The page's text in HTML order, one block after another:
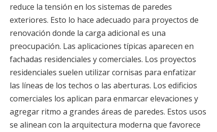
reduce la tensión en los sistemas de paredes
exteriores. Esto lo hace adecuado para proyectos de
renovación donde la carga adicional es una
preocupación. Las aplicaciones típicas aparecen en
fachadas residenciales y comerciales. Los proyectos
residenciales suelen utilizar cornisas para enfatizar
las líneas de los techos o las aberturas. Los edificios
comerciales los aplican para enmarcar elevaciones y
agregar ritmo a grandes áreas de paredes. Estos usos
se alinean con la arquitectura moderna que favorece